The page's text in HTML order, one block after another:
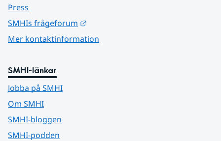
Press
SMHIs frågeforum
Mer kontaktinformation
SMHI-länkar
Jobba på SMHI
Om SMHI
SMHI-bloggen
SMHI-podden